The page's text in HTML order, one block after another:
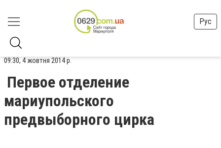
Рус
09:30, 4 жовтня 2014 р.
Первое отделение
мариупольского
предвыборного цирка